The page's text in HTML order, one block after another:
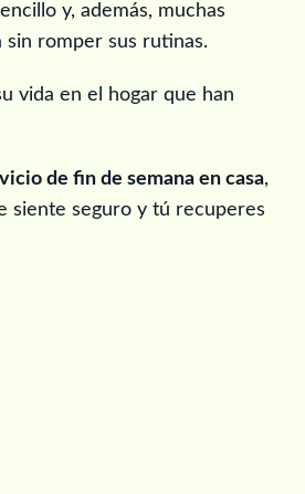
y, además, muchas
sin romper sus rutinas.
vida en el hogar que han
de fin de semana en casa,
siente seguro y tú recuperes